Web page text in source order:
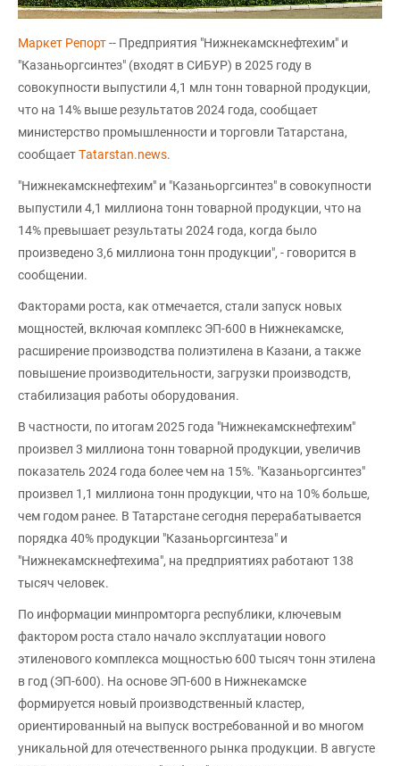
Маркет Репорт-- Предприятия "Нижнекамскнефтехим" и
"Казаньоргсинтез" (входят в СИБУР) в 2025 году в
совокупности выпустили 4,1 млн тонн товарной продукции,
что на 14% выше результатов 2024 года, сообщает
министерство промышленности и торговли Татарстана,
сообщаетТatarstan.news.
"Нижнекамскнефтехим" и "Казаньоргсинтез" в совокупности
выпустили 4,1 миллиона тонн товарной продукции, что на
14% превышает результаты 2024 года, когда было
произведено 3,6 миллиона тонн продукции", - говорится в
сообщении.
Факторами роста, как отмечается, стали запуск новых
мощностей, включая комплекс ЭП-600 в Нижнекамске,
расширение производства полиэтилена в Казани, а также
повышение производительности, загрузки производств,
стабилизация работы оборудования.
В частности, по итогам 2025 года "Нижнекамскнефтехим"
произвел 3 миллиона тонн товарной продукции, увеличив
показатель 2024 года более чем на 15%. "Казаньоргсинтез"
произвел 1,1 миллиона тонн продукции, что на 10% больше,
чем годом ранее. В Татарстане сегодня перерабатывается
порядка 40% продукции "Казаньоргсинтеза" и
"Нижнекамскнефтехима", на предприятиях работают 138
тысяч человек.
По информации минпромторга республики, ключевым
фактором роста стало начало эксплуатации нового
этиленового комплекса мощностью 600 тысяч тонн этилена
в год (ЭП-600). На основе ЭП-600 в Нижнекамске
формируется новый производственный кластер,
ориентированный на выпуск востребованной и во многом
уникальной для отечественного рынка продукции. В августе